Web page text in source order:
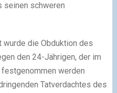
seinen schweren
wurde die Obduktion des
den 24-Jährigen, der im
werden
Tatverdachtes des